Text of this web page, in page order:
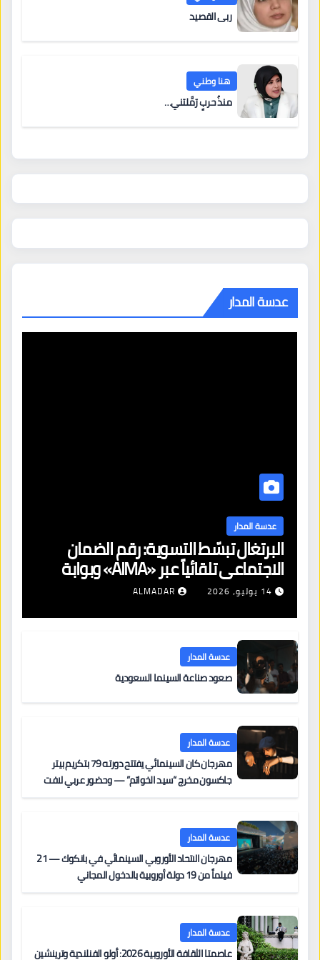
ربى القصيد
هنا وطني
منذُ حربٍ رَمَّلتني…
عدسة المدار
عدسة المدار
البرتغال تبسّط التسوية: رقم الضمان
الاجتماعي تلقائياً عبر «AIMA» وبوابة
جديدة لتجديد الإقامات
14 يوليو، 2026 ALMADAR
عدسة المدار
صعود صناعة السينما السعودية
عدسة المدار
مهرجان كان السينمائي يفتتح دورته 79 بتكريم بيتر
جاكسون مخرج “سيد الخواتم” — وحضور عربي لافت
عدسة المدار
مهرجان الاتحاد الأوروبي السينمائي في بانكوك — 21
فيلماً من 19 دولة أوروبية بالدخول المجاني
عدسة المدار
عاصمتا الثقافة الأوروبية 2026: أولو الفنلندية وترينشين